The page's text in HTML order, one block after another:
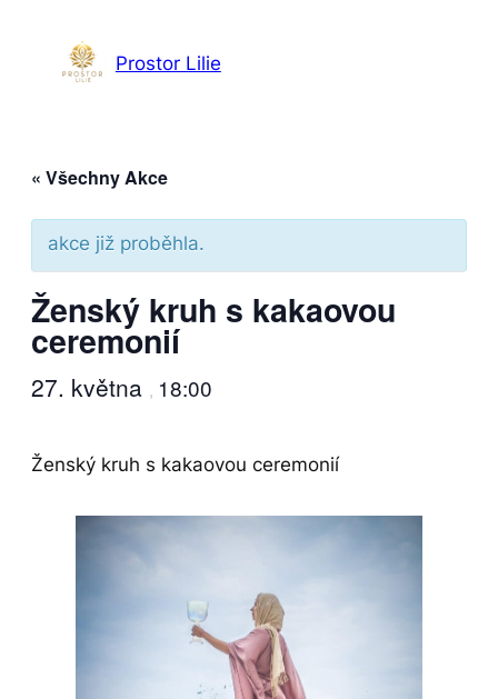
Prostor Lilie
« Všechny Akce
akce již proběhla.
Ženský kruh s kakaovou
ceremonií
27. května , 18:00
Ženský kruh s kakaovou ceremonií